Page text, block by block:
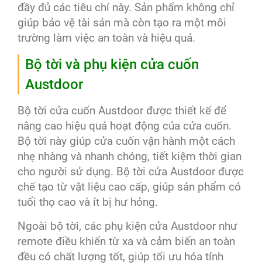
đầy đủ các tiêu chí này. Sản phẩm không chỉ
giúp bảo vệ tài sản mà còn tạo ra một môi
trường làm việc an toàn và hiệu quả.
Bộ tời và phụ kiện cửa cuốn
Austdoor
Bộ tời cửa cuốn Austdoor được thiết kế để
nâng cao hiệu quả hoạt động của cửa cuốn.
Bộ tời này giúp cửa cuốn vận hành một cách
nhẹ nhàng và nhanh chóng, tiết kiệm thời gian
cho người sử dụng. Bộ tời cửa Austdoor được
chế tạo từ vật liệu cao cấp, giúp sản phẩm có
tuổi thọ cao và ít bị hư hỏng.
Ngoài bộ tời, các phụ kiện cửa Austdoor như
remote điều khiển từ xa và cảm biến an toàn
đều có chất lượng tốt, giúp tối ưu hóa tính